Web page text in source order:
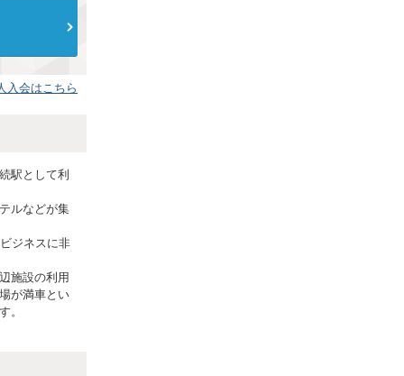
入会はこちら
駅として利
ルなどが集
ジネスに非
施設の利用
が満車とい
。